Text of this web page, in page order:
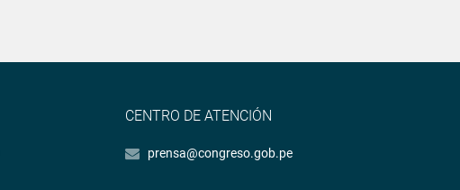
CENTRO DE ATENCIÓN
prensa@congreso.gob.pe